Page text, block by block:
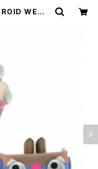
WEBS